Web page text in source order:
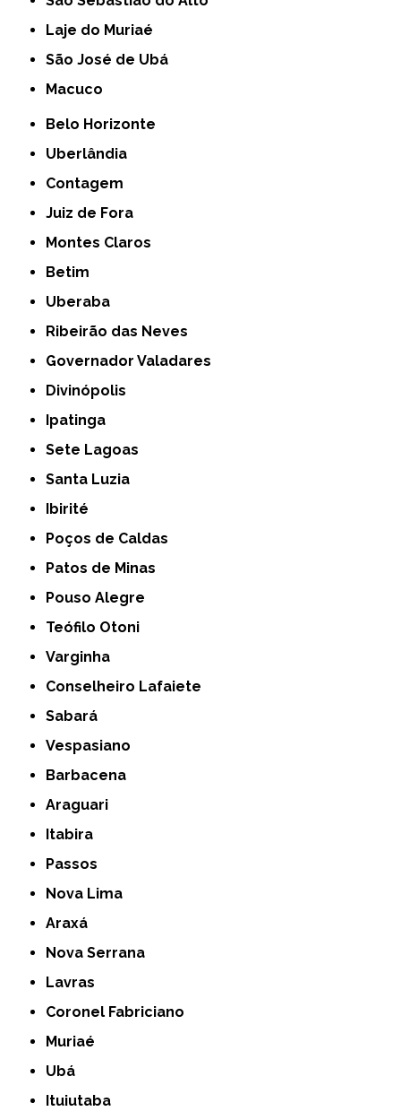
Laje do Muriaé
São José de Ubá
Macuco
Belo Horizonte
Uberlândia
Contagem
Juiz de Fora
Montes Claros
Betim
Uberaba
Ribeirão das Neves
Governador Valadares
Divinópolis
Ipatinga
Sete Lagoas
Santa Luzia
Ibirité
Poços de Caldas
Patos de Minas
Pouso Alegre
Teófilo Otoni
Varginha
Conselheiro Lafaiete
Sabará
Vespasiano
Barbacena
Araguari
Itabira
Passos
Nova Lima
Araxá
Nova Serrana
Lavras
Coronel Fabriciano
Muriaé
Ubá
Ituiutaba